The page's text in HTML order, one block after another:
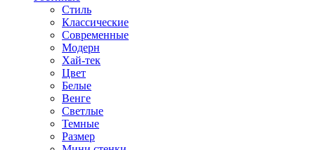
Стиль
Классические
Современные
Модерн
Хай-тек
Цвет
Белые
Венге
Светлые
Темные
Размер